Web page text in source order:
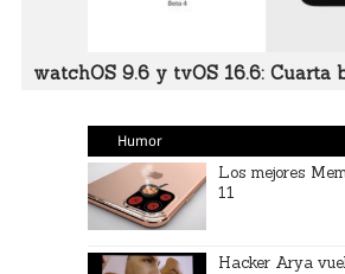
watchOS 9.6 y tvOS 16.6: Cuarta
Humor
Los mejores
11
Hacker Arya